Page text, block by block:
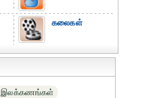
கலைகள்
இலக்கணங்கள்